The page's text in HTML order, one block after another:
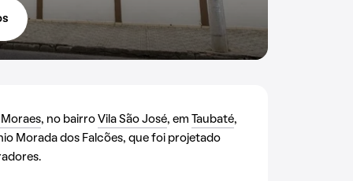
, no bairro Vila São José, em Taubaté,
Morada dos Falcões, que foi projetado